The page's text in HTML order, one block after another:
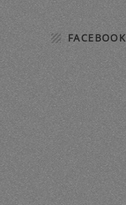
FACEBOOK